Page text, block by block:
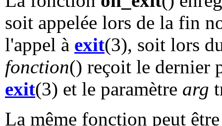
soit appelée lors de la fin
l'appel à exit(3), soit lors
fonction() reçoit le dernier
exit(3) et le paramètre arg
La même fonction peut